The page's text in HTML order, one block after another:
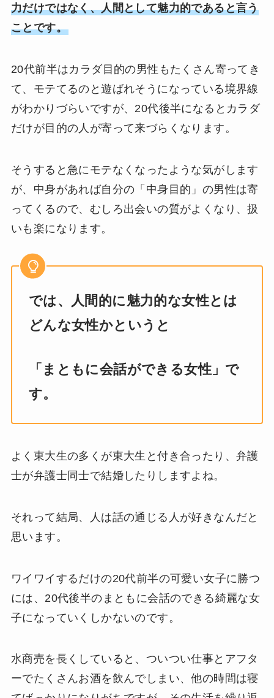
力だけではなく、人間として魅力的であると言う
ことです。
20代前半はカラダ目的の男性もたくさん寄ってき
て、モテてるのと遊ばれそうになっている境界線
がわかりづらいですが、20代後半になるとカラダ
だけが目的の人が寄って来づらくなります。
そうすると急にモテなくなったような気がします
が、中身があれば自分の「中身目的」の男性は寄
ってくるので、むしろ出会いの質がよくなり、扱
いも楽になります。
では、人間的に魅力的な女性とは
どんな女性かというと
「まともに会話ができる女性」で
す。
よく東大生の多くが東大生と付き合ったり、弁護
士が弁護士同士で結婚したりしますよね。
それって結局、人は話の通じる人が好きなんだと
思います。
ワイワイするだけの20代前半の可愛い女子に勝つ
には、20代後半のまともに会話のできる綺麗な女
子になっていくしかないのです。
水商売を長くしていると、ついつい仕事とアフタ
ーでたくさんお酒を飲んでしまい、他の時間は寝